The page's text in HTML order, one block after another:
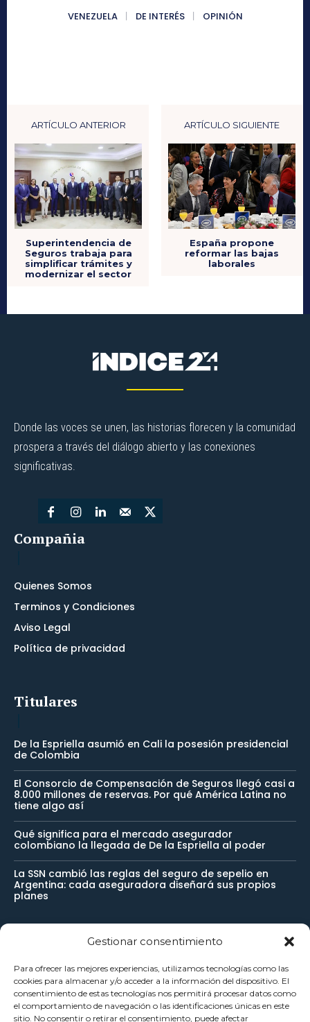
Gestionar consentimiento
Para ofrecer las mejores experiencias, utilizamos tecnologías como las
cookies para almacenar y/o acceder a la información del dispositivo. El
consentimiento de estas tecnologías nos permitirá procesar datos como
el comportamiento de navegación o las identificaciones únicas en este
sitio. No consentir o retirar el consentimiento, puede afectar
VENEZUELA
DE INTERÉS OPINIÓN
ARTÍCULO ANTERIOR
Superintendencia de
Seguros trabaja para
simplificar trámites y
modernizar el sector
ARTÍCULO SIGUIENTE
España propone
reformar las bajas
laborales
Donde las voces se unen, las historias florecen y la comunidad
prospera a través del diálogo abierto y las conexiones
significativas.
Compañia
Quienes Somos
Terminos y Condiciones
Aviso Legal
Política de privacidad
Titulares
De la Espriella asumió en Cali la posesión presidencial
de Colombia
El Consorcio de Compensación de Seguros llegó casi a
8.000 millones de reservas. Por qué América Latina no
tiene algo así
Qué significa para el mercado asegurador
colombiano la llegada de De la Espriella al poder
La SSN cambió las reglas del seguro de sepelio en
Argentina: cada aseguradora diseñará sus propios
planes
Newsletter
Reciba noticias importantes directamente en su buzón de
entrada y manténgase conectado.